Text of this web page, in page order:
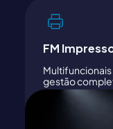
FM
gestão